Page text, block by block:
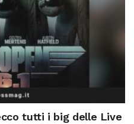
tutti i big delle Live